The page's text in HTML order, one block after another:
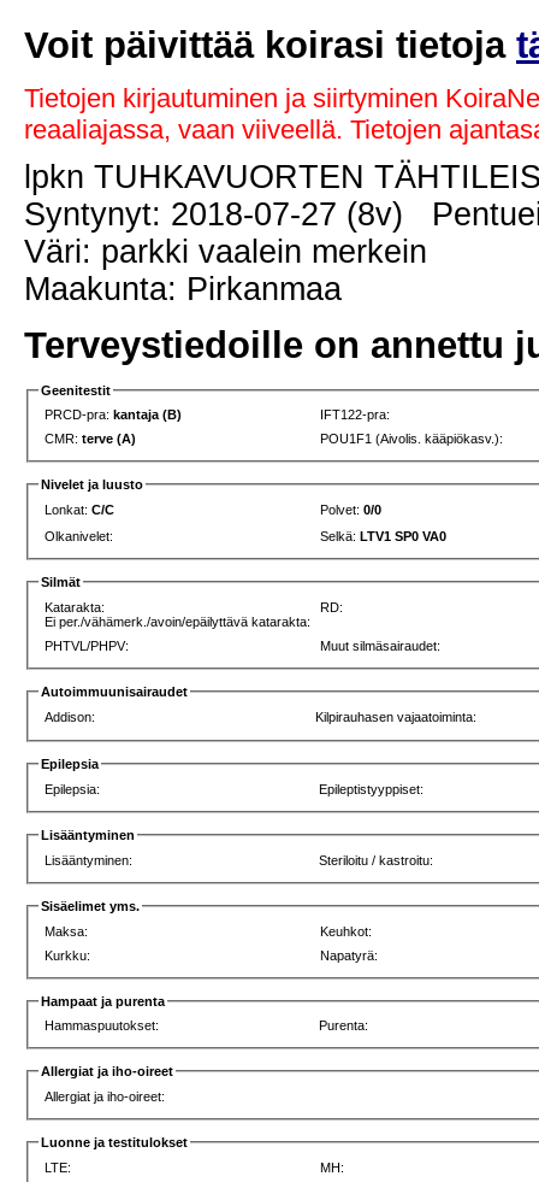
Voit päivittää koirasi tietoja
Tietojen kirjautuminen ja siirtyminen
reaaliajassa, vaan viiveellä. Tietojen
lpkn TUHKAVUORTEN
Syntynyt: 2018-07-27 (8v)
Väri: parkki vaalein merkein
Maakunta: Pirkanmaa
Terveystiedoille on annettu
Geenitestit
PRCD-pra: kantaja (B)
IFT122-pra:
CMR:terve (A) POU1F1 (Aivolis. kääpiökasv.):
Nivelet ja luusto
Lonkat:C/C Polvet:0/0
Olkanivelet:
Selkä:LTV1 SP0 VA0
Silmät
Katarakta:
Ei per./vähämerk./avoin/epäilyttävä katarakta:
RD:
PHTVL/PHPV: Muut silmäsairaudet:
Autoimmuunisairaudet
Addison:
Kilpirauhasen vajaatoiminta:
Epilepsia
Epilepsia:
Epileptistyyppiset:
Lisääntyminen
Lisääntyminen:
Steriloitu / kastroitu:
Sisäelimet yms.
Maksa:
Keuhkot:
Kurkku:
Napatyrä:
Hampaat ja purenta
Hammaspuutokset:
Purenta:
Allergiat ja iho-oireet
Allergiat ja iho-oireet:
Luonne ja testitulokset
LTE:
MH: